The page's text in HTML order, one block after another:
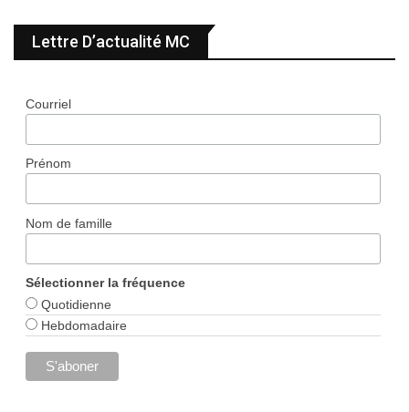
Lettre D’actualité MC
Courriel
Prénom
Nom de famille
Sélectionner la fréquence
Quotidienne
Hebdomadaire